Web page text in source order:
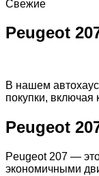
Свежие
Peugeot
В нашем
покупки,
Peugeot
Peugeot 207 —
экономичными